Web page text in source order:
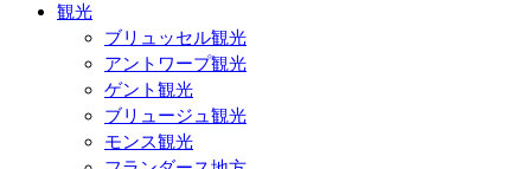
観光
ブリュッセル観光
アントワープ観光
ゲント観光
ブリュージュ観光
モンス観光